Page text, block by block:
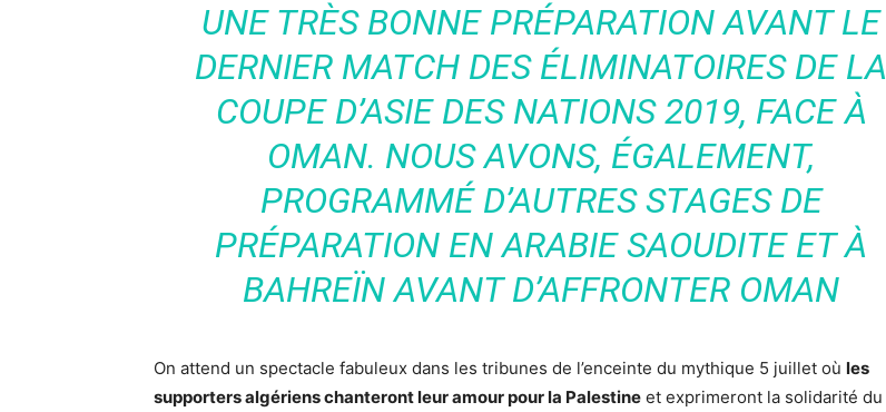
UNE TRÈS BONNE PRÉPARATION AVANT LE
DERNIER MATCH DES ÉLIMINATOIRES DE LA
COUPE D’ASIE DES NATIONS 2019, FACE À
OMAN. NOUS AVONS, ÉGALEMENT,
PROGRAMMÉ D’AUTRES STAGES DE
PRÉPARATION EN ARABIE SAOUDITE ET À
BAHREÏN AVANT D’AFFRONTER OMAN
On attend un spectacle fabuleux dans les tribunes de l’enceinte du mythique 5 juillet où les
supporters algériens chanteront leur amour pour la Palestine et exprimeront la solidarité du